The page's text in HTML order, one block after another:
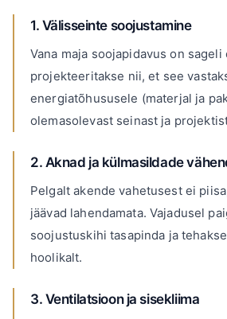
1. Välisseinte soojustamine
Vana maja soojapidavus on sageli
projekteeritakse nii, et see
energiatõhususele (materjal ja
olemasolevast seinast ja
2. Aknad ja külmasildade
Pelgalt akende vahetusest ei
jäävad lahendamata. Vajadusel
soojustuskihi tasapinda ja
hoolikalt.
3. Ventilatsioon ja sisekliima